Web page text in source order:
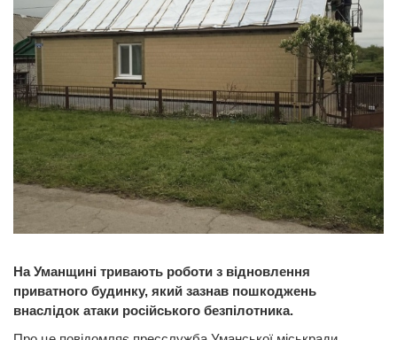
На Уманщині тривають роботи з відновлення
приватного будинку, який зазнав пошкоджень
внаслідок атаки російського безпілотника.